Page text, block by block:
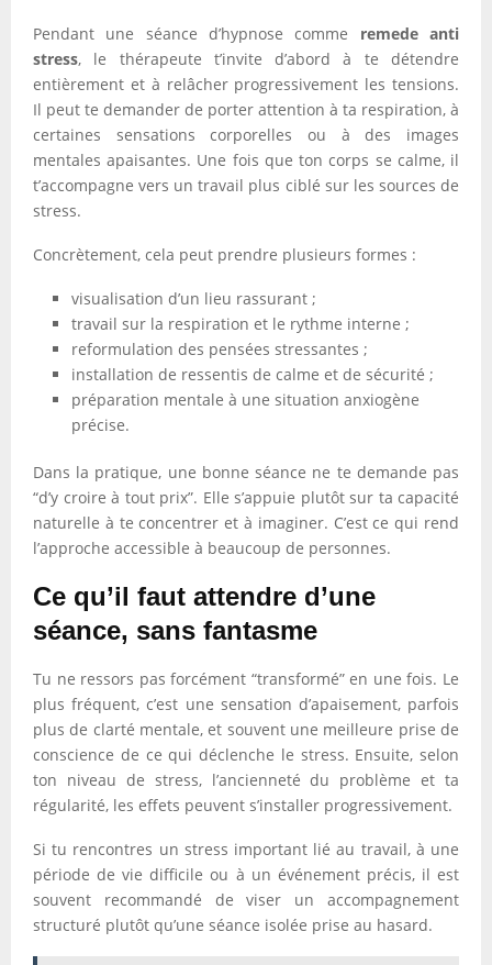
Pendant une séance d’hypnose comme remede anti
stress, le thérapeute t’invite d’abord à te détendre
entièrement et à relâcher progressivement les tensions.
Il peut te demander de porter attention à ta respiration, à
certaines sensations corporelles ou à des images
mentales apaisantes. Une fois que ton corps se calme, il
t’accompagne vers un travail plus ciblé sur les sources de
stress.
Concrètement, cela peut prendre plusieurs formes :
visualisation d’un lieu rassurant ;
travail sur la respiration et le rythme interne ;
reformulation des pensées stressantes ;
installation de ressentis de calme et de sécurité ;
préparation mentale à une situation anxiogène
précise.
Dans la pratique, une bonne séance ne te demande pas
“d’y croire à tout prix”. Elle s’appuie plutôt sur ta capacité
naturelle à te concentrer et à imaginer. C’est ce qui rend
l’approche accessible à beaucoup de personnes.
Ce qu’il faut attendre d’une
séance, sans fantasme
Tu ne ressors pas forcément “transformé” en une fois. Le
plus fréquent, c’est une sensation d’apaisement, parfois
plus de clarté mentale, et souvent une meilleure prise de
conscience de ce qui déclenche le stress. Ensuite, selon
ton niveau de stress, l’ancienneté du problème et ta
régularité, les effets peuvent s’installer progressivement.
Si tu rencontres un stress important lié au travail, à une
période de vie difficile ou à un événement précis, il est
souvent recommandé de viser un accompagnement
structuré plutôt qu’une séance isolée prise au hasard.